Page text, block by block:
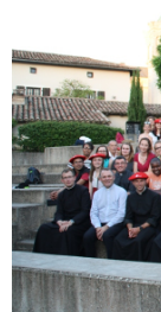
Collégiens
& lycéens
Groupe
Repères
Nouvelles
d'Orient